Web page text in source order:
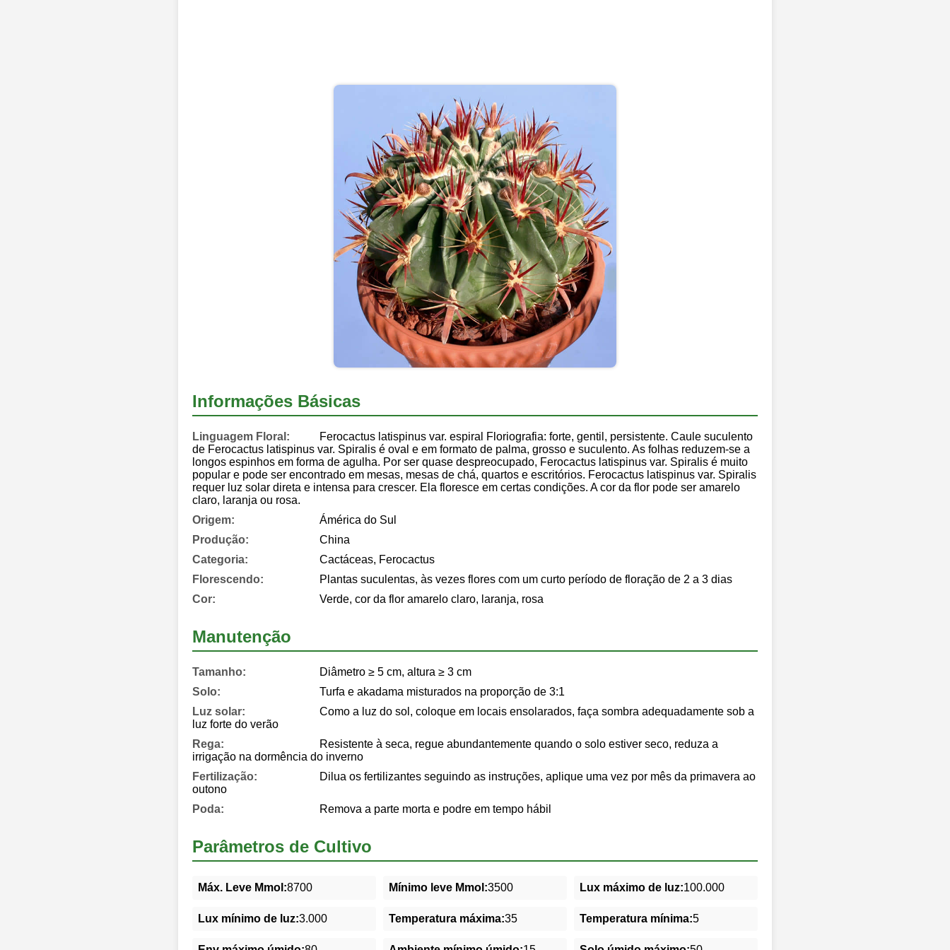
Informações Básicas
Linguagem Floral:
Ferocactus latispinus var. espiral Floriografia: forte, gentil, persistente. Caule suculento
de Ferocactus latispinus var. Spiralis é oval e em formato de palma, grosso e suculento. As folhas reduzem-se a
longos espinhos em forma de agulha. Por ser quase despreocupado, Ferocactus latispinus var. Spiralis é muito
popular e pode ser encontrado em mesas, mesas de chá, quartos e escritórios. Ferocactus latispinus var. Spiralis
requer luz solar direta e intensa para crescer. Ela floresce em certas condições. A cor da flor pode ser amarelo
claro, laranja ou rosa.
Origem:
Ámérica do Sul
Produção:
China
Categoria:
Cactáceas, Ferocactus
Florescendo:
Plantas suculentas, às vezes flores com um curto período de floração de 2 a 3 dias
Cor:
Verde, cor da flor amarelo claro, laranja, rosa
Manutenção
Tamanho:
Diâmetro ≥ 5 cm, altura ≥ 3 cm
Solo:
Turfa e akadama misturados na proporção de 3:1
Luz solar:
Como a luz do sol, coloque em locais ensolarados, faça sombra adequadamente sob a
luz forte do verão
Rega:
Resistente à seca, regue abundantemente quando o solo estiver seco, reduza a
irrigação na dormência do inverno
Fertilização:
Dilua os fertilizantes seguindo as instruções, aplique uma vez por mês da primavera ao
outono
Poda:
Remova a parte morta e podre em tempo hábil
Parâmetros de Cultivo
Máx. Leve Mmol:8700 Mínimo leve Mmol:3500 Lux máximo de luz:100.000
Lux mínimo de luz:3.000 Temperatura máxima:35 Temperatura mínima:5